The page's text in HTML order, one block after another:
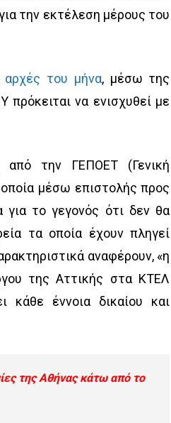
την εκτέλεση μέρους του
αρχές του μήνα, μέσω της
να ενισχυθεί με
την ΓΕΠΟΕΤ (Γενική
μέσω επιστολής προς
το γεγονός ότι δεν θα
τα οποία έχουν πληγεί
αναφέρουν, «η
της Αττικής στα ΚΤΕΛ
κάθε έννοια δικαίου και
της Αθήνας κάτω από το